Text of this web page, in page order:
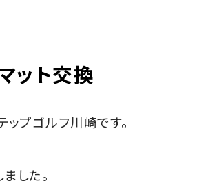
ット交換
ップゴルフ川崎です。
した。